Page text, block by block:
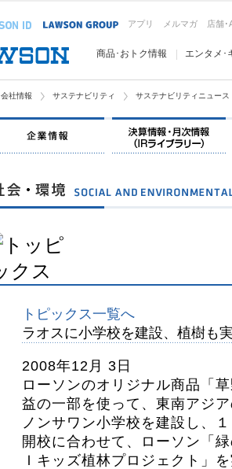
アプリ メルマガ 店舗･
商品･おトク情報 エンタメ･
会社情報 サステナビリティ サステナビリティニュース
企業情報
トピックス一覧へ
ラオスに小学校を建設、植樹も
2008年12月 3日
ローソンのオリジナル商品「
益の一部を使って、東南アジ
ノンサワン小学校を建設し、
開校に合わせて、ローソン「
Ｉキッズ植林プロジェクト」